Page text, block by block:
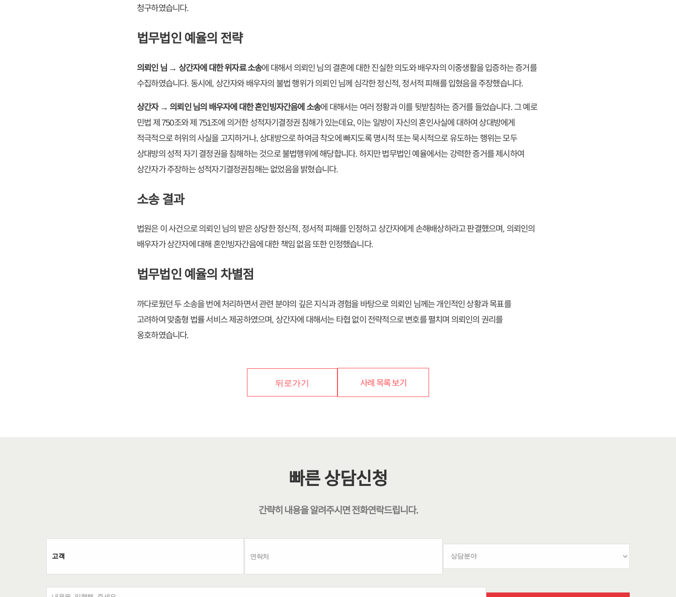
청구하였습니다.
법무법인 예율의 전략
의뢰인 님 → 상간자에 대한 위자료 소송에 대해서 의뢰인 님의 결혼에 대한 진실한 의도와 배우자의 이중생활을 입증하는 증거를
수집하였습니다. 동시에, 상간자와 배우자의 불법 행위가 의뢰인 님께 심각한 정신적, 정서적 피해를 입혔음을 주장했습니다.
상간자 → 의뢰인 님의 배우자에 대한 혼인빙자간음에 소송에 대해서는 여러 정황과 이를 뒷받침하는 증거를 들었습니다. 그 예로
민법 제 750조와 제 751조에 의거한 성적자기결정권 침해가 있는데요, 이는 일방이 자신의 혼인사실에 대하여 상대방에게
적극적으로 허위의 사실을 고지하거나, 상대방으로 하여금 착오에 빠지도록 명시적 또는 묵시적으로 유도하는 행위는 모두
상대방의 성적 자기 결정권을 침해하는 것으로 불법행위에 해당합니다. 하지만 법무법인 예율에서는 강력한 증거를 제시하여
상간자가 주장하는 성적자기결정권침해는 없었음을 밝혔습니다.
소송 결과
법원은 이 사건으로 의뢰인 님의 받은 상당한 정신적, 정서적 피해를 인정하고 상간자에게 손해배상하라고 판결했으며, 의뢰인의
배우자가 상간자에 대해 혼인빙자간음에 대한 책임 없음 또한 인정했습니다.
법무법인 예율의 차별점
까다로웠던 두 소송을 번에 처리하면서 관련 분야의 깊은 지식과 경험을 바탕으로 의뢰인 님께는 개인적인 상황과 목표를
고려하여 맞춤형 법률 서비스 제공하였으며, 상간자에 대해서는 타협 없이 전략적으로 변호를 펼치며 의뢰인의 권리를
옹호하였습니다.
뒤로가기 사례 목록 보기
빠른 상담신청
간략히 내용을 알려주시면전화연락드립니다.